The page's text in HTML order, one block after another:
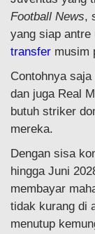
Football News,
yang siap antre
transfer musim
Contohnya
dan juga Real
butuh striker
mereka.
Dengan sisa
hingga Juni
membayar
tidak kurang di
menutup